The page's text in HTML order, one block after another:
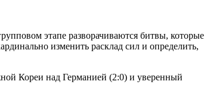
этапе разворачиваются битвы, которые
изменить расклад сил и определить,
Кореи над Германией (2:0) и уверенный